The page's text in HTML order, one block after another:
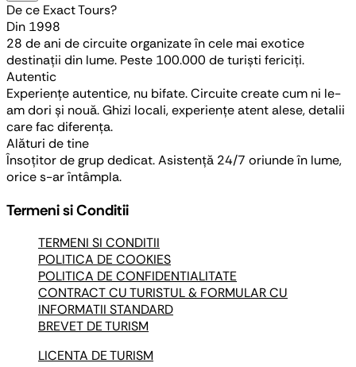
De ce Exact Tours?
Din 1998
28 de ani de circuite organizate în cele mai exotice
destinații din lume. Peste 100.000 de turiști fericiți.
Autentic
Experiențe autentice, nu bifate. Circuite create cum ni le-
am dori și nouă. Ghizi locali, experiențe atent alese, detalii
care fac diferența.
Alături de tine
Însoțitor de grup dedicat. Asistență 24/7 oriunde în lume,
orice s-ar întâmpla.
Termeni si Conditii
TERMENI SI CONDITII
POLITICA DE COOKIES
POLITICA DE CONFIDENTIALITATE
CONTRACT CU TURISTUL & FORMULAR CU
INFORMATII STANDARD
BREVET DE TURISM
LICENTA DE TURISM